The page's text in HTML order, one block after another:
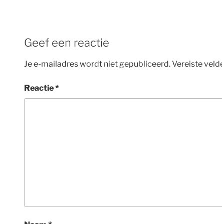
Geef een reactie
Je e-mailadres wordt niet gepubliceerd.Vereiste
Reactie*